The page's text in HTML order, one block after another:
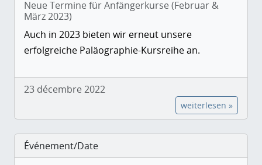
Neue Termine für Anfängerkurse (Februar &
März 2023)
Auch in 2023 bieten wir erneut unsere
erfolgreiche Paläographie-Kursreihe an.
23 décembre 2022
weiterlesen »
Événement/Date